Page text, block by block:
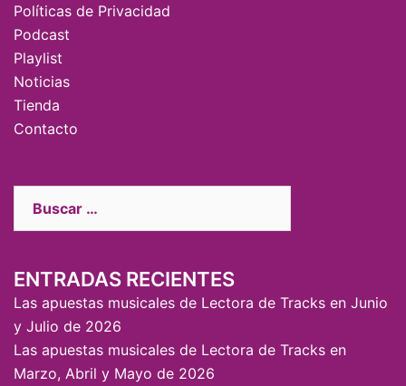
Políticas de Privacidad
Podcast
Playlist
Noticias
Tienda
Contacto
ENTRADAS RECIENTES
Las apuestas musicales de Lectora de Tracks en Junio
y Julio de 2026
Las apuestas musicales de Lectora de Tracks en
Marzo, Abril y Mayo de 2026